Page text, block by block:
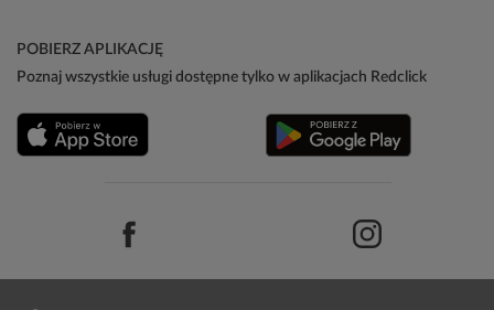
POBIERZ APLIKACJĘ
Poznaj wszystkie usługi dostępne tylko w aplikacjach Redclick